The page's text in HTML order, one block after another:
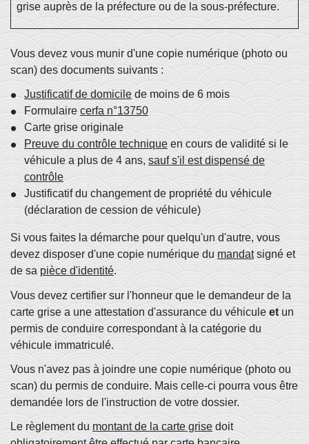
grise auprès de la préfecture ou de la sous-préfecture.
Vous devez vous munir d'une copie numérique (photo ou
scan) des documents suivants :
Justificatif de domicile de moins de 6 mois
Formulaire cerfa n°13750
Carte grise originale
Preuve du contrôle technique en cours de validité si le
véhicule a plus de 4 ans, sauf s'il est dispensé de
contrôle
Justificatif du changement de propriété du véhicule
(déclaration de cession de véhicule)
Si vous faites la démarche pour quelqu'un d'autre, vous
devez disposer d'une copie numérique du mandatsigné et
de sa pièce d'identité.
Vous devez certifier sur l'honneur que le demandeur de la
carte grise a une attestation d'assurance du véhicule etun
permis de conduire correspondant à la catégorie du
véhicule immatriculé.
Vous n'avez pas à joindre une copie numérique (photo ou
scan) du permis de conduire. Mais celle-ci pourra vous être
demandée lors de l'instruction de votre dossier.
Le règlement du montant de la carte grise doit